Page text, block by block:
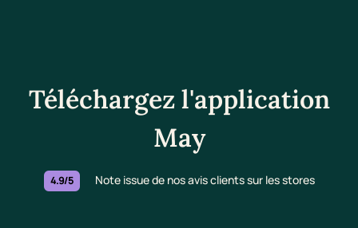
Téléchargez l'application
May
4.9/5 Note issue de nos avis clients sur les stores